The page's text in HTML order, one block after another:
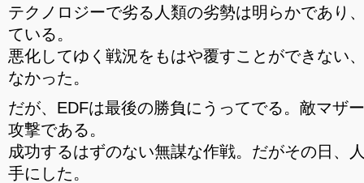
テクノロジーで劣る人類の劣勢は明らかであり
ている。
悪化してゆく戦況をもはや覆すことができない
なかった。
だが、EDFは最後の勝負にうってでる。敵マザ
攻撃である。
成功するはずのない無謀な作戦。だがその日、
手にした。